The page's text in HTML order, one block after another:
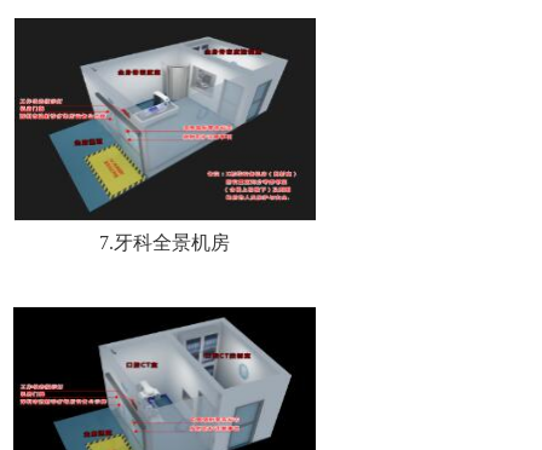
7.牙科全景机房